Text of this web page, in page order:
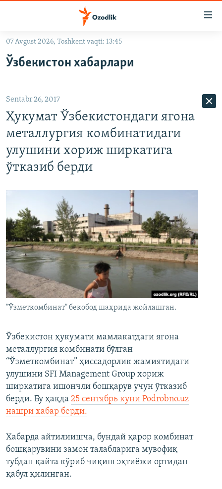
Асосий
Қидиришга
ўтинг
OZODLIK SURISHTIRUVLARI
На русском
ИЖТИМОИЙ ТАРМОҚЛАР
Озодлик бошқа тилларда
07 Avgust 2026, Toshkent vaqti: 13:45
Ўзбекистон хабарлари
Sentabr 26, 2017
Ҳукумат Ўзбекистондаги ягона
металлургия комбинатидаги
улушини хориж ширкатига
ўтказиб берди
"Ўзметкомбинат" бекобод шаҳрида жойлашган.
Ўзбекистон ҳукумати мамлакатдаги ягона
металлургия комбинати бўлган
“Ўзметкомбинат” ҳиссадорлик жамиятидаги
улушини SFI Management Group хориж
ширкатига ишончли бошқарув учун ўтказиб
берди. Бу ҳақда 25 сентябрь куни Podrobno.uz
нашри хабар берди.
Хабарда айтилиишча, бундай қарор комбинат
бошқарувини замон талабларига мувофиқ
тубдан қайта кўриб чиқиш эҳтиёжи ортидан
қабул қилинган.